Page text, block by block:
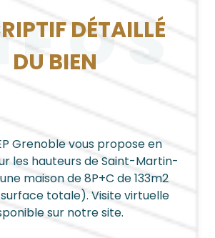
DÉTAILLÉ
DU BIEN
Grenoble vous propose en
les hauteurs de Saint-Martin-
maison de 8P+C de 133m2
surface totale). Visite virtuelle
sur notre site.